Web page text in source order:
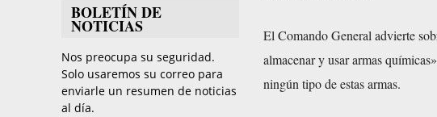
BOLETÍN DE
NOTICIAS
Nos preocupa su seguridad.
Solo usaremos su correo para
enviarle un resumen de noticias
al día.
El Comando General advierte
almacenar y usar armas
ningún tipo de estas armas.